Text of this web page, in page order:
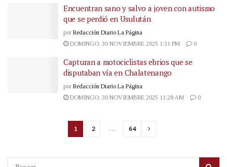
Encuentran sano y salvo a joven con autismo
que se perdió en Usulután
por Redacción Diario La Página
DOMINGO, 30 NOVIEMBRE 2025 1:31 PM
0
Capturan a motociclistas ebrios que se
disputaban vía en Chalatenango
por Redacción Diario La Página
DOMINGO, 30 NOVIEMBRE 2025 11:28 AM
0
1 2 … 64